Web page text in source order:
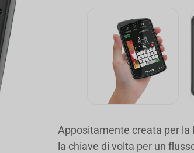
Appositamente creata per la
la chiave di volta per un